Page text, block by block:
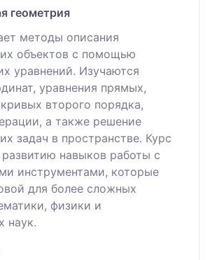
геометрия
методы описания
объектов с помощью
уравнений. Изучаются
уравнения прямых,
второго порядка,
а также решение
задач в пространстве. Курс
развитию навыков работы с
инструментами, которые
для более сложных
физики и
наук.